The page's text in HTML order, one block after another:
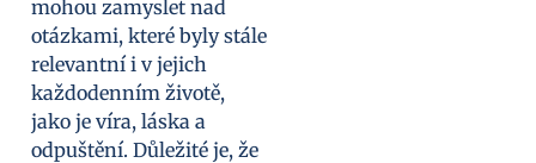
mohou zamyslet nad
otázkami, které byly stále
relevantní i v jejich
každodenním životě,
jako je víra, láska a
odpuštění. Důležité je, že